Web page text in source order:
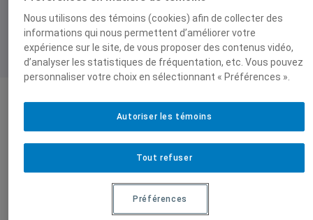
Auteurs-trices
Bélanger
Nous utilisons des témoins (cookies) afin de collecter des
informations qui nous permettent d’améliorer votre
expérience sur le site, de vous proposer des contenus vidéo,
d’analyser les statistiques de fréquentation, etc. Vous pouvez
personnaliser votre choix en sélectionnant « Préférences ».
Tout refuser
Autoriser les témoins
Préférences